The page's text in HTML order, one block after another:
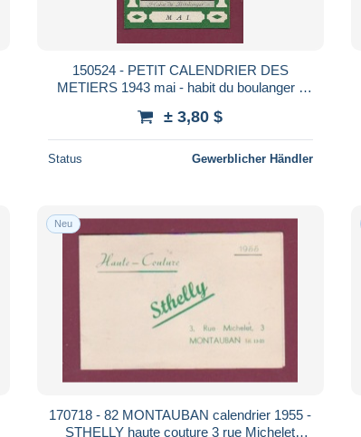
150524 - PETIT CALENDRIER DES
METIERS 1943 mai - habit du boulanger -
± 3,80 $
Status Gewerblicher Händler
Neu
170718 - 82 MONTAUBAN calendrier 1955 -
STHELLY haute couture 3 rue Michelet